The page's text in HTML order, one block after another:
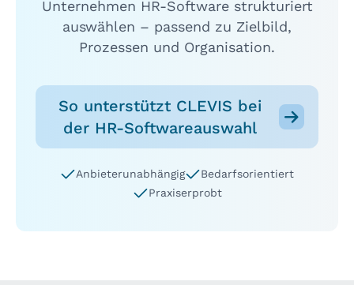
Unternehmen HR-Software strukturiert
auswählen – passend zu Zielbild,
Prozessen und Organisation.
So unterstützt CLEVIS bei
der HR-Softwareauswahl
Anbieterunabhängig
Bedarfsorientiert
Praxiserprobt